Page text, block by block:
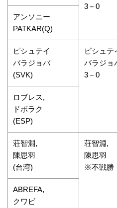
3－0
アンソニー
PATKAR(Q)
ピシュテイ
バラジョバ
(SVK)
ピシュテ
バラジョ
3－0
ロブレス,
ドボラク
(ESP)
荘智淵,
陳思羽
(台湾)
荘智淵,
陳思羽
※不戦勝
ABREFA,
クワビ